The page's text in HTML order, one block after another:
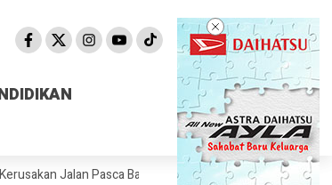
Pasca Banjir Pemprov NTB Segera Luncurkan